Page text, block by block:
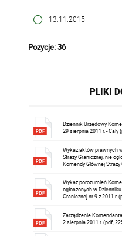
13.11.2015
Pozycje: 36
PLIKI
Dziennik Urzędowy
29 sierpnia 2011 r. - Cały
Wykaz aktów prawnych
Straży Granicznej, nie
Komendy Głównej
Wykaz porozumień
ogłoszonych w
Granicznej nr 9 z 2011 r.
Zarządzenie
2 sierpnia 2011 r. (pdf,